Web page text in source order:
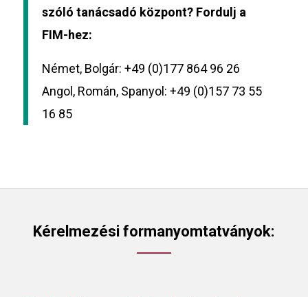
szóló tanácsadó központ? Fordulj a
FIM-hez:
Német, Bolgár: +49 (0)177 864 96 26
Angol, Román, Spanyol: +49 (0)157 73 55
16 85
Kérelmezési formanyomtatványok: